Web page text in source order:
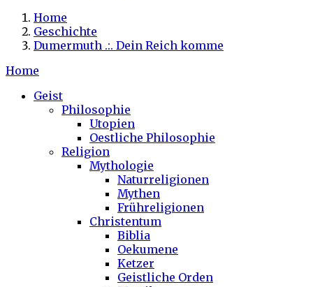
Home
Geschichte
Dumermuth .:. Dein Reich komme
Home
Geist
Philosophie
Utopien
Oestliche Philosophie
Religion
Mythologie
Naturreligionen
Mythen
Frühreligionen
Christentum
Biblia
Oekumene
Ketzer
Geistliche Orden